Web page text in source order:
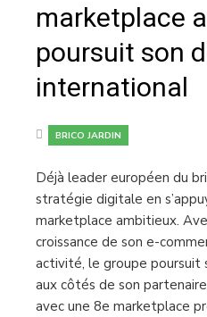
marketplace
poursuit son
international
BRICO JARDIN
Déjà leader européen du
stratégie digitale en
marketplace ambitieux.
croissance de son e-
activité, le groupe poursuit
aux côtés de son
avec une 8e marketplace